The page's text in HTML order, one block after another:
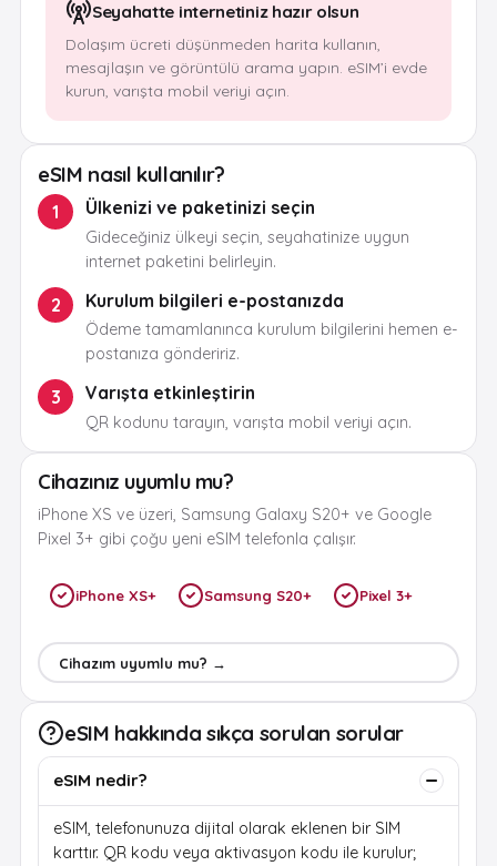
Seyahatte internetiniz hazır olsun
Dolaşım ücreti düşünmeden harita kullanın,
mesajlaşın ve görüntülü arama yapın. eSIM’i evde
kurun, varışta mobil veriyi açın.
eSIM nasıl kullanılır?
1 Ülkenizi ve paketinizi seçin
Gideceğiniz ülkeyi seçin, seyahatinize uygun
internet paketini belirleyin.
2 Kurulum bilgileri e-postanızda
Ödeme tamamlanınca kurulum bilgilerini hemen e-
postanıza göndeririz.
3 Varışta etkinleştirin
QR kodunu tarayın, varışta mobil veriyi açın.
Cihazınız uyumlu mu?
iPhone XS ve üzeri, Samsung Galaxy S20+ ve Google
Pixel 3+ gibi çoğu yeni eSIM telefonla çalışır.
iPhone XS+ Samsung S20+ Pixel 3+
Cihazım uyumlu mu? →
eSIM hakkında sıkça sorulan sorular
eSIM nedir?
eSIM, telefonunuza dijital olarak eklenen bir SIM
karttır. QR kodu veya aktivasyon kodu ile kurulur;